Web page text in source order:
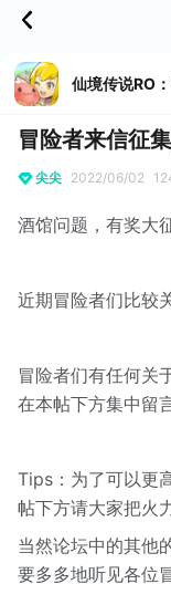
仙境传说RO
冒险者来信征
尖尖 2022/06/02
酒馆问题，有奖大
近期冒险者们比较
冒险者们有任何关
在本帖下方集中留
Tips：为了可以更
帖下方请大家把火
当然论坛中的其他
要多多地听见各